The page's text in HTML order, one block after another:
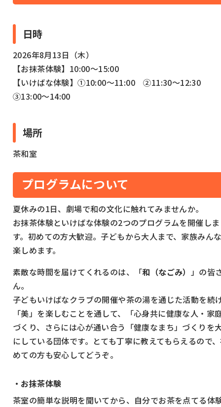
日時
2026年8月13日（木）
【お抹茶体験】10:00～15:00
【いけばな体験】①10:00～11:00 ②11:30～12:30
③13:00～14:00
場所
茶和室
プログラムについて
夏休みの1日、劇場で和の文化に触れてみませんか。
お抹茶体験といけばな体験の2つのプログラムを開催しま
す。初めての方大歓迎。子どもから大人まで、家族みん
楽しめます。
素敵な時間を届けてくれるのは、「和（なごみ）
」の皆
ん。
子どもいけばなクラブの開催や茶の湯を通じた活動を続
「美」を楽しむことを通して、「心身共に健康な人・家
づくり、さらには心が通い合う「健康なまち」づくりを
にしている団体です。とても丁寧に教えてもらえるので
めての方も安心してどうぞ。
・お抹茶体験
茶室の簡単な説明を聞いてから、自分でお茶を点てる体